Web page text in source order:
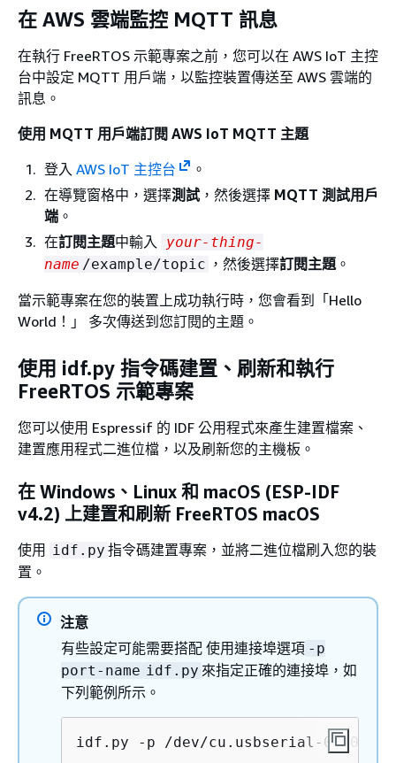
在 AWS 雲端監控 MQTT 訊息
在執行 FreeRTOS 示範專案之前，您可以在 AWS IoT 主控
台中設定 MQTT 用戶端，以監控裝置傳送至 AWS 雲端的
訊息。
使用 MQTT 用戶端訂閱 AWS IoT MQTT 主題
登入 AWS IoT 主控台
。
在導覽窗格中，選擇測試 ，然後選擇 MQTT 測試用戶
端 。
在訂閱主題中輸入
your-thing-
name /example/topic ，然後選擇訂閱主題。
當示範專案在您的裝置上成功執行時，您會看到「Hello
World！」 多次傳送到您訂閱的主題。
使用 idf.py 指令碼建置、刷新和執行
FreeRTOS 示範專案
您可以使用 Espressif 的 IDF 公用程式來產生建置檔案、
建置應用程式二進位檔，以及刷新您的主機板。
在 Windows、Linux 和 macOS (ESP-IDF
v4.2) 上建置和刷新 FreeRTOS macOS
使用 idf.py 指令碼建置專案，並將二進位檔刷入您的裝
置。
注意
有些設定可能需要搭配 使用連接埠選項 -p
port-name idf.py 來指定正確的連接埠，如
下列範例所示。
idf.py -p /dev/cu.usbserial-